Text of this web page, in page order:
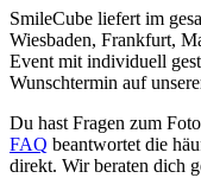
SmileCube liefert im
Wiesbaden, Frankfurt,
Event mit individuell
Wunschtermin auf
Du hast Fragen zum
FAQ beantwortet die
direkt. Wir beraten dich